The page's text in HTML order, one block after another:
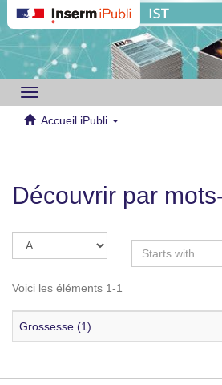
Toggle
navigation
Accueil iPubli
Découvrir par
Voici les éléments 1-1
Grossesse (1)